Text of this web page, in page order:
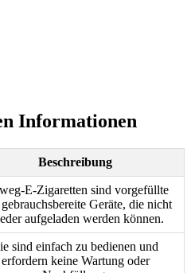
Informationen
Beschreibung
E-Zigaretten sind vorgefüllte
Geräte, die nicht
aufgeladen werden können.
sind einfach zu bedienen und
erfordern keine Wartung oder